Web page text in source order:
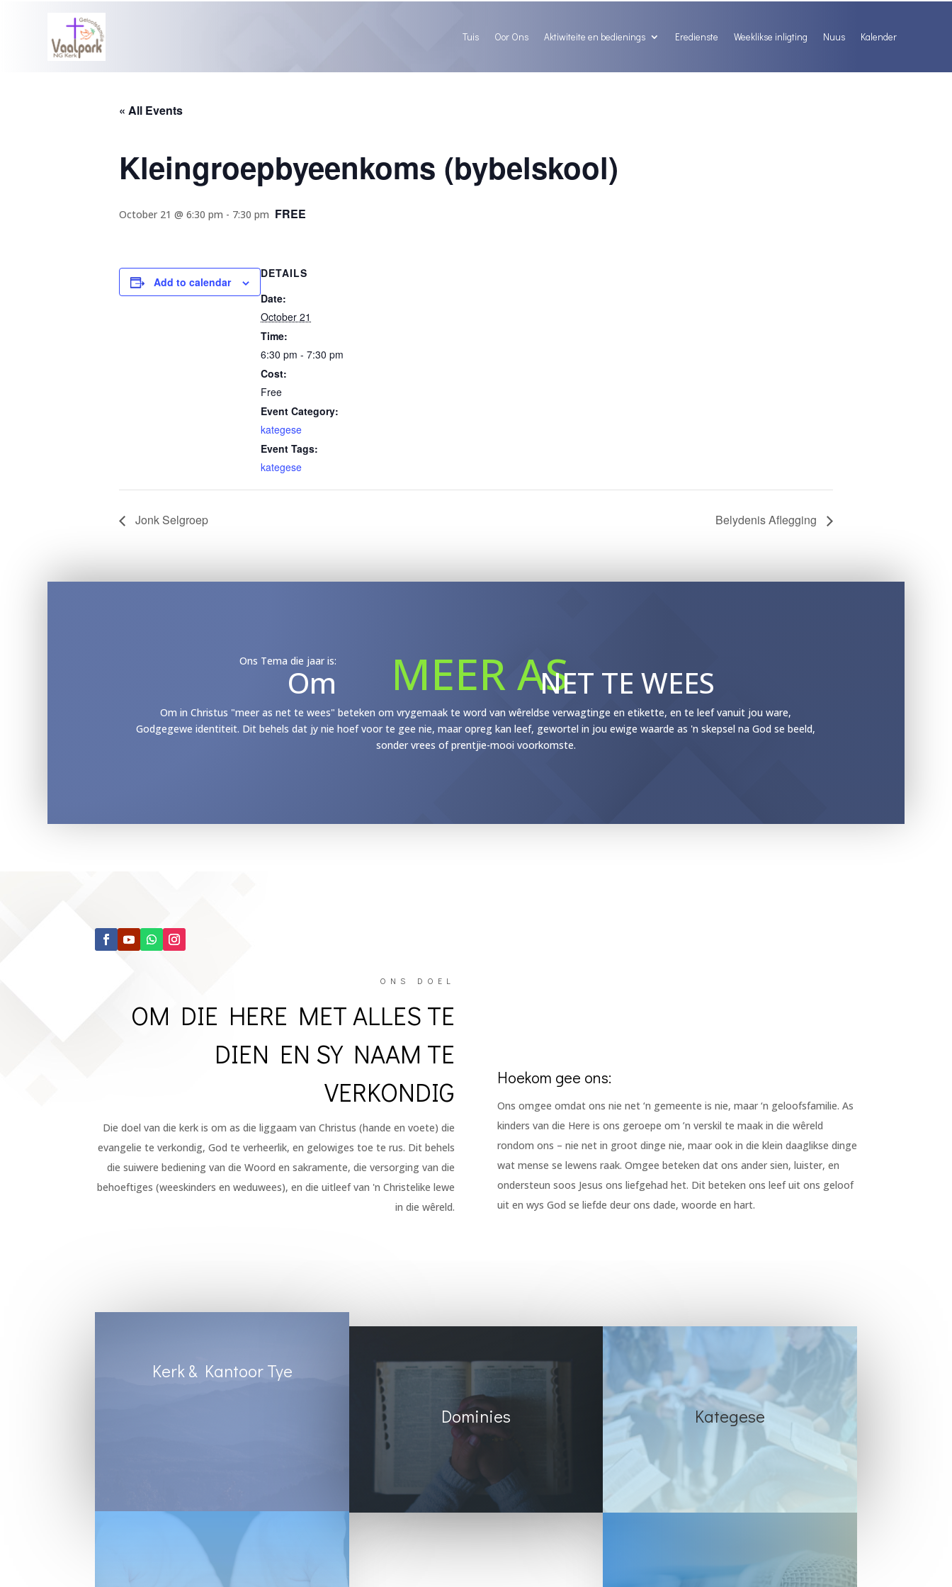
Tuis Oor Ons Aktiwiteite en bedienings Eredienste Weeklikse inligting Nuus Kalender
« All Events
Kleingroepbyeenkoms (bybelskool)
October 21 @ 6:30 pm - 7:30 pm FREE
Add to calendar
DETAILS
Date:
October 21
Time:
6:30 pm - 7:30 pm
Cost:
Free
Event Category:
kategese
Event Tags:
kategese
Jonk Selgroep Belydenis Aflegging
Ons Tema die jaar is:
Om MEER ASNET TE WEES
Om in Christus "meer as net te wees" beteken om vrygemaak te word van wêreldse verwagtinge en etikette, en te leef vanuit jou ware,
Godgegewe identiteit. Dit behels dat jy nie hoef voor te gee nie, maar opreg kan leef, gewortel in jou ewige waarde as 'n skepsel na God se beeld,
sonder vrees of prentjie-mooi voorkomste.
ONS DOEL
OM DIE HERE MET ALLES TE
DIEN EN SY NAAM TE
VERKONDIG
Die doel van die kerk is om as die liggaam van Christus (hande en voete) die
evangelie te verkondig, God te verheerlik, en gelowiges toe te rus. Dit behels
die suiwere bediening van die Woord en sakramente, die versorging van die
behoeftiges (weeskinders en weduwees), en die uitleef van 'n Christelike lewe
in die wêreld.
Hoekom gee ons:
Ons omgee omdat ons nie net ‘n gemeente is nie, maar ‘n geloofsfamilie. As
kinders van die Here is ons geroepe om ’n verskil te maak in die wêreld
rondom ons – nie net in groot dinge nie, maar ook in die klein daaglikse dinge
wat mense se lewens raak. Omgee beteken dat ons ander sien, luister, en
ondersteun soos Jesus ons liefgehad het. Dit beteken ons leef uit ons geloof
uit en wys God se liefde deur ons dade, woorde en hart.
Kerk & Kantoor Tye
Dominies Kategese